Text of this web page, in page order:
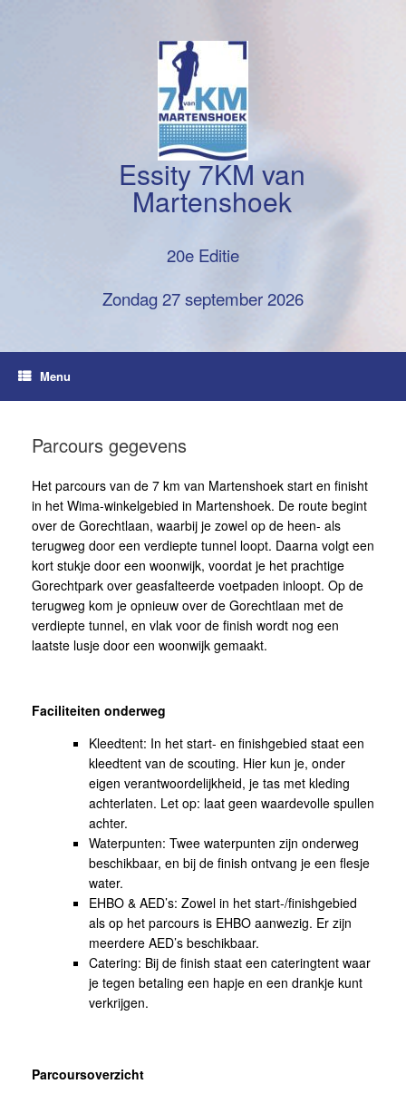
Essity 7KM van
Martenshoek
20e Editie
Zondag 27 september 2026
Menu
Parcours gegevens
Het parcours van de 7 km van Martenshoek start en finisht
in het Wima-winkelgebied in Martenshoek. De route begint
over de Gorechtlaan, waarbij je zowel op de heen- als
terugweg door een verdiepte tunnel loopt. Daarna volgt een
kort stukje door een woonwijk, voordat je het prachtige
Gorechtpark over geasfalteerde voetpaden inloopt. Op de
terugweg kom je opnieuw over de Gorechtlaan met de
verdiepte tunnel, en vlak voor de finish wordt nog een
laatste lusje door een woonwijk gemaakt.
Faciliteiten onderweg
Kleedtent: In het start- en finishgebied staat een
kleedtent van de scouting. Hier kun je, onder
eigen verantwoordelijkheid, je tas met kleding
achterlaten. Let op: laat geen waardevolle spullen
achter.
Waterpunten: Twee waterpunten zijn onderweg
beschikbaar, en bij de finish ontvang je een flesje
water.
EHBO & AED’s: Zowel in het start-/finishgebied
als op het parcours is EHBO aanwezig. Er zijn
meerdere AED’s beschikbaar.
Catering: Bij de finish staat een cateringtent waar
je tegen betaling een hapje en een drankje kunt
verkrijgen.
Parcoursoverzicht